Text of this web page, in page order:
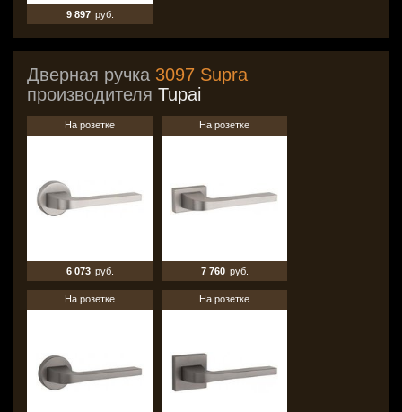
9 897 руб.
Дверная ручка 3097 Supra
производителя Tupai
На розетке
6 073 руб.
На розетке
7 760 руб.
На розетке На розетке